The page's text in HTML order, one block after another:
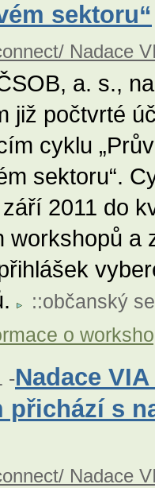
sektoru“
Nadace
a. s.,
již počtvrté
cyklu
sektoru“.
2011 do
workshopů a
::občanský
o
-Nadace
přichází s
Nadace